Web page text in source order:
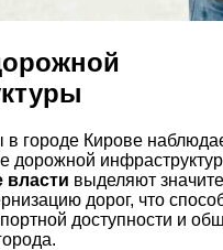
в городе Кирове
дорожной
выделяют
дорог, что
доступности и